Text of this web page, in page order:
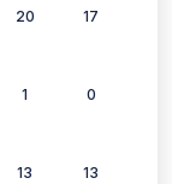
20 17
1 0
13 13